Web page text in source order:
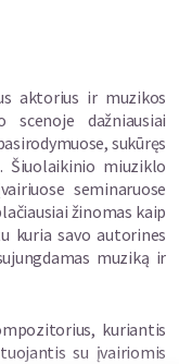
aktorius ir muzikos
dažniausiai
sukūręs
Šiuolaikinio miuziklo
seminaruose
žinomas kaip
kuria savo autorines
muziką ir
kuriantis
su įvairiomis